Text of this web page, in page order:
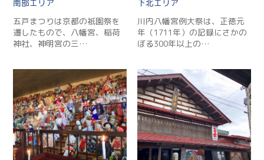
南部
五戸まつりは京都の祇園祭を
遷したもので、八幡宮、稲荷
神社、神明宮の三…
下北
川内八幡宮例大祭は、正徳元
年（1711年）の記録にさかの
ぼる300年以上の…